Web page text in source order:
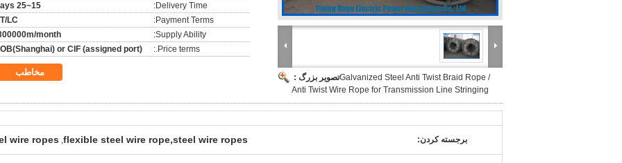
تصویر بزرگ :Galvanized Steel Anti Twist Braid Rope /
Anti Twist Wire Rope for Transmission Line Stringing
Delivery Time:
15~25 days
Payment Terms:
LC
Supply Ability:
month.
Price terms.:
or CIF (assigned port)
مخاطب
برجسته کردن: flexible steel wire rope,steel wire ropes
,
wire ropes